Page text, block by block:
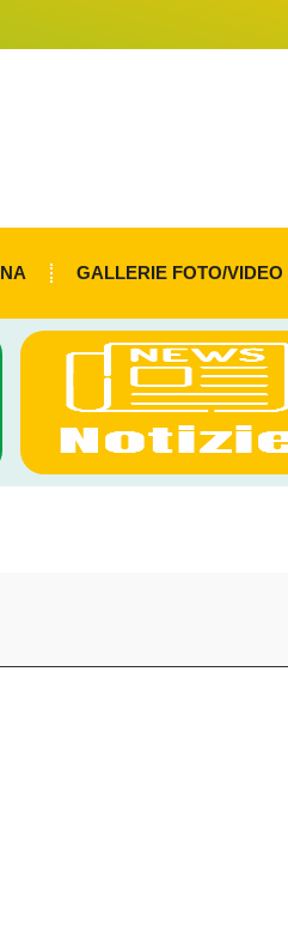
GALLERIE FOTO/VIDEO